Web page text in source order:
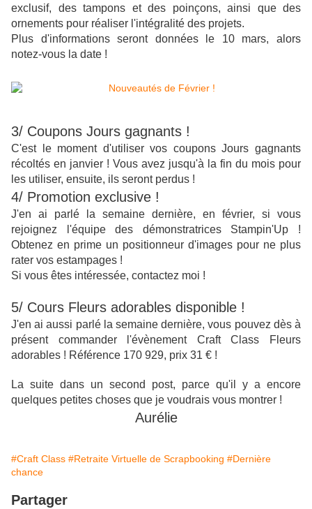
exclusif, des tampons et des poinçons, ainsi que des
ornements pour réaliser l'intégralité des projets.
Plus d'informations seront données le 10 mars, alors
notez-vous la date !
3/ Coupons Jours gagnants !
C'est le moment d'utiliser vos coupons Jours gagnants
récoltés en janvier ! Vous avez jusqu'à la fin du mois pour
les utiliser, ensuite, ils seront perdus !
4/ Promotion exclusive !
J'en ai parlé la semaine dernière, en février, si vous
rejoignez l'équipe des démonstratrices Stampin'Up !
Obtenez en prime un positionneur d'images pour ne plus
rater vos estampages !
Si vous êtes intéressée, contactez moi !
5/ Cours Fleurs adorables disponible !
J'en ai aussi parlé la semaine dernière, vous pouvez dès à
présent commander l'évènement Craft Class Fleurs
adorables ! Référence 170 929, prix 31 € !
La suite dans un second post, parce qu'il y a encore
quelques petites choses que je voudrais vous montrer !
Aurélie
#Craft Class #Retraite Virtuelle de Scrapbooking #Dernière
chance
Partager